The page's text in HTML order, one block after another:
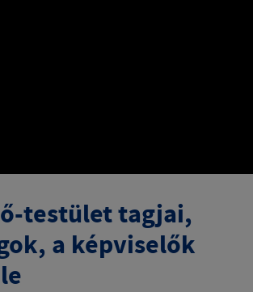
testület tagjai,
a képviselők